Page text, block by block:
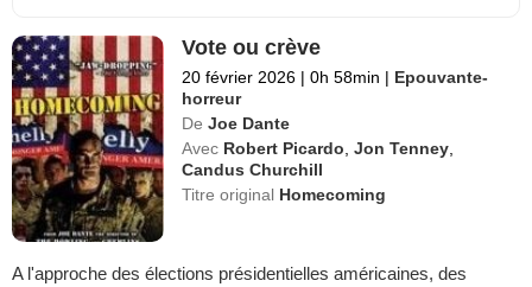
Vote ou crève
20 février 2026 | 0h 58min | Epouvante-
horreur
De Joe Dante
Avec Robert Picardo ,Jon Tenney
Candus Churchill
Titre original Homecoming
A l'approche des élections présidentielles américaines, des